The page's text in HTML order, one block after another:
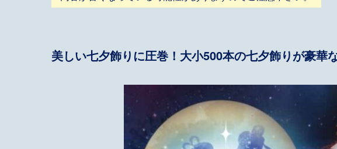
美しい七夕飾りに圧巻！大小500本の七夕飾りが豪華